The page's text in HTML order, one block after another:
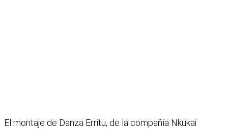
El montaje de Danza Erritu, de la compañía Nkukai